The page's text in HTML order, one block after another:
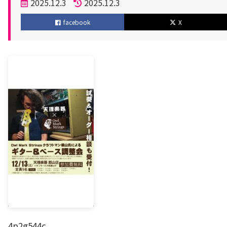
投
稿
日
2025.12.3
更
新
2025.12.3
facebook X